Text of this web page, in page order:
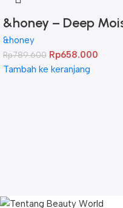
&honey – Deep
Treatment 445 g
Twinpack
&honey
Rp789.600 Rp658.000
Tambah ke keranjang